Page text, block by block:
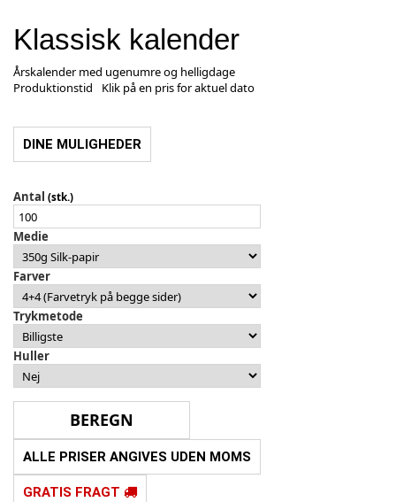
Klassisk kalender
Årskalender med ugenumre og helligdage
Produktionstid
Klik på en pris for aktuel dato
DINE MULIGHEDER
Antal (stk.)
Medie
Farver
Trykmetode
Huller
ALLE PRISER ANGIVES UDEN MOMS
GRATIS FRAGT